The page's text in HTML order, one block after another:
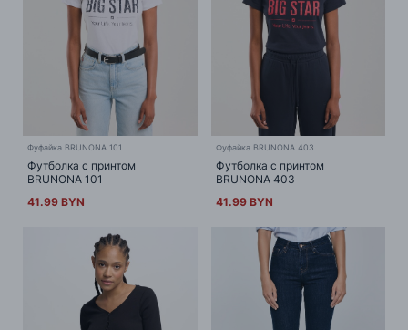
Фуфайка BRUNONA 101
Футболка с принтом
BRUNONA 101
41.99 BYN
Фуфайка BRUNONA 403
Футболка с принтом
BRUNONA 403
41.99 BYN